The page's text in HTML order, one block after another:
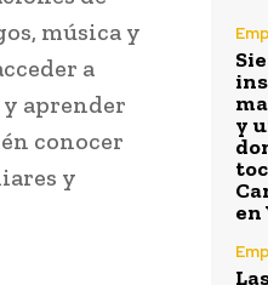
música y
a
aprender
conocer
y
y
en